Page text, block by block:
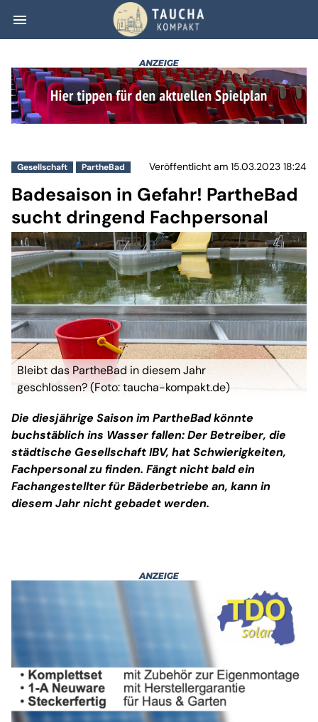
menu Badesaison in
Gesellschaft PartheBad Veröffentlicht am 15.03.2023 18:24
Badesaison in Gefahr! PartheBad
sucht dringend Fachpersonal
Bleibt das PartheBad in diesem Jahr
geschlossen? (Foto: taucha-kompakt.de)
Die diesjährige Saison im PartheBad könnte
buchstäblich ins Wasser fallen: Der Betreiber, die
städtische Gesellschaft IBV, hat Schwierigkeiten,
Fachpersonal zu finden. Fängt nicht bald ein
Fachangestellter für Bäderbetriebe an, kann in
diesem Jahr nicht gebadet werden.